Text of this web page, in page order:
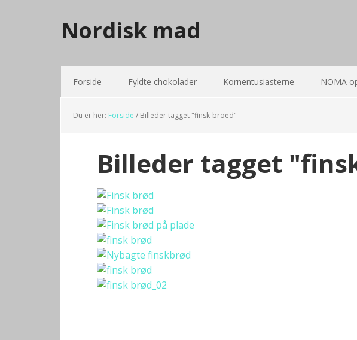
Nordisk mad
Forside Fyldte chokolader Kornentusiasterne NOMA
Du er her: Forside / Billeder tagget "finsk-broed"
Billeder tagget